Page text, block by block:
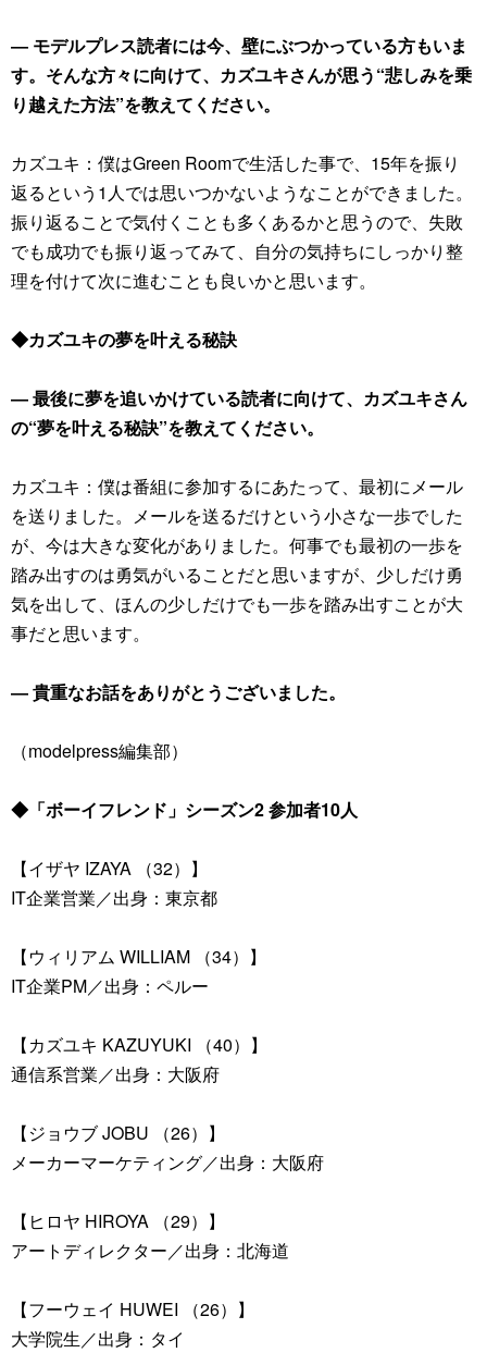
― モデルプレス読者には今、壁にぶつかっている方もいま
す。そんな方々に向けて、カズユキさんが思う“悲しみを乗
り越えた方法”を教えてください。
カズユキ：僕はGreen Roomで生活した事で、15年を振り
返るという1人では思いつかないようなことができました。
振り返ることで気付くことも多くあるかと思うので、失敗
でも成功でも振り返ってみて、自分の気持ちにしっかり整
理を付けて次に進むことも良いかと思います。
◆カズユキの夢を叶える秘訣
― 最後に夢を追いかけている読者に向けて、カズユキさん
の“夢を叶える秘訣”を教えてください。
カズユキ：僕は番組に参加するにあたって、最初にメール
を送りました。メールを送るだけという小さな一歩でした
が、今は大きな変化がありました。何事でも最初の一歩を
踏み出すのは勇気がいることだと思いますが、少しだけ勇
気を出して、ほんの少しだけでも一歩を踏み出すことが大
事だと思います。
― 貴重なお話をありがとうございました。
（modelpress編集部）
◆「ボーイフレンド」シーズン2 参加者10人
【イザヤ IZAYA （32）】
IT企業営業／出身：東京都
【ウィリアム WILLIAM （34）】
IT企業PM／出身：ペルー
【カズユキ KAZUYUKI （40）】
通信系営業／出身：大阪府
【ジョウブ JOBU （26）】
メーカーマーケティング／出身：大阪府
【ヒロヤ HIROYA （29）】
アートディレクター／出身：北海道
【フーウェイ HUWEI （26）】
大学院生／出身：タイ